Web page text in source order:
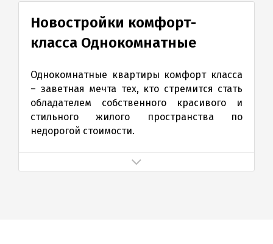
Новостройки комфорт-
класса Однокомнатные
Однокомнатные квартиры комфорт класса
– заветная мечта тех, кто стремится стать
обладателем собственного красивого и
стильного жилого пространства по
недорогой стоимости.